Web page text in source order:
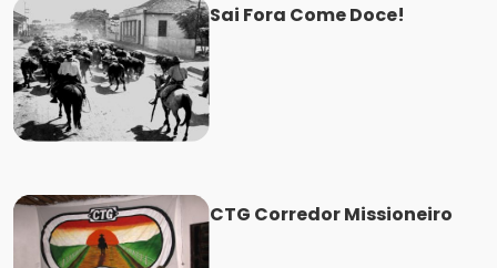
Sai Fora Come Doce!
CTG Corredor Missioneiro